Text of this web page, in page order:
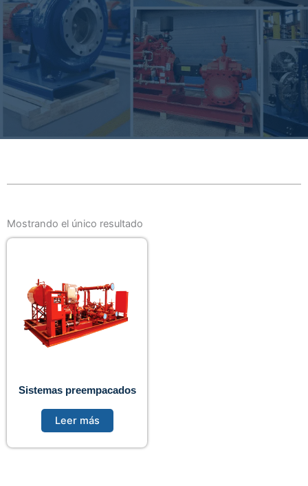
Mostrando el único resultado
Sistemas preempacados
Leer más